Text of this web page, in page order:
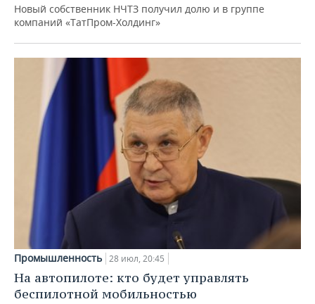
Новый собственник НЧТЗ получил долю и в группе
компаний «ТатПром-Холдинг»
Промышленность 28 июл, 20:45
На автопилоте: кто будет управлять
беспилотной мобильностью